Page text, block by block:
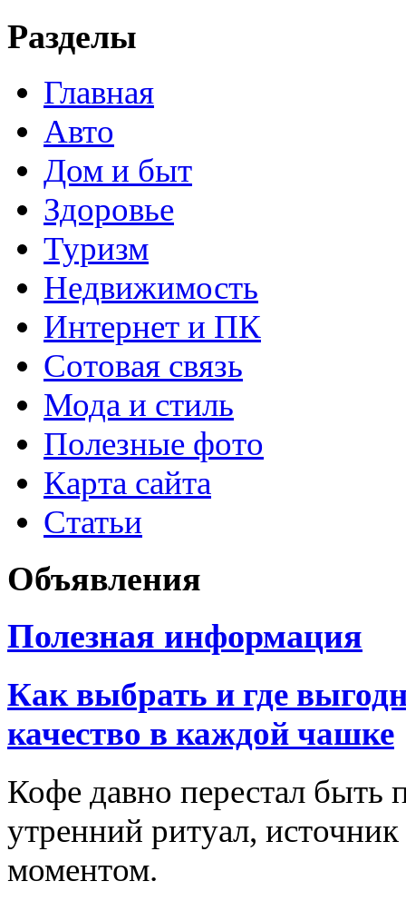
Разделы
Главная
Авто
Дом и быт
Здоровье
Туризм
Недвижимость
Интернет и ПК
Сотовая связь
Мода и стиль
Полезные фото
Карта сайта
Статьи
Объявления
Полезная информация
Как выбрать и где
качество в каждой чашке
Кофе давно перестал
утренний ритуал,
моментом.